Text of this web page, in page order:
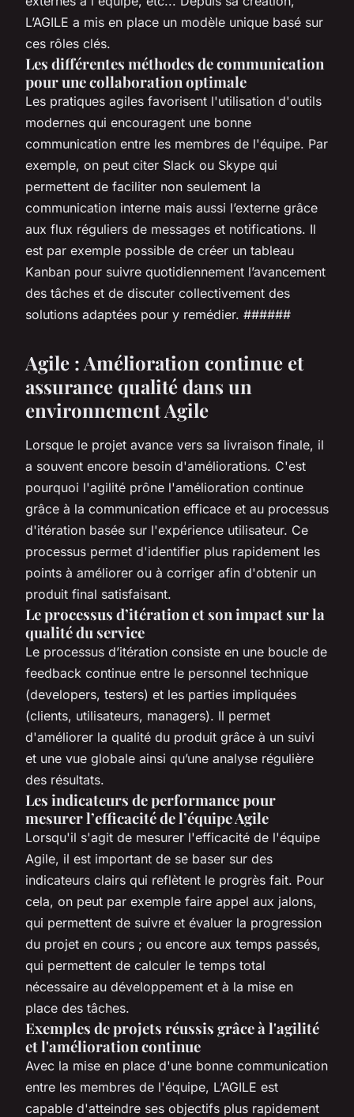
L’AGILE a mis en place un modèle unique basé sur
ces rôles clés.
Les différentes méthodes de communication
pour une collaboration optimale
Les pratiques agiles favorisent l'utilisation d'outils
modernes qui encouragent une bonne
communication entre les membres de l'équipe. Par
exemple, on peut citer Slack ou Skype qui
permettent de faciliter non seulement la
communication interne mais aussi l’externe grâce
aux flux réguliers de messages et notifications. Il
est par exemple possible de créer un tableau
Kanban pour suivre quotidiennement l’avancement
des tâches et de discuter collectivement des
solutions adaptées pour y remédier. ######
Agile : Amélioration continue et
assurance qualité dans un
environnement Agile
Lorsque le projet avance vers sa livraison finale, il
a souvent encore besoin d'améliorations. C'est
pourquoi l'agilité prône l'amélioration continue
grâce à la communication efficace et au processus
d'itération basée sur l'expérience utilisateur. Ce
processus permet d'identifier plus rapidement les
points à améliorer ou à corriger afin d'obtenir un
produit final satisfaisant.
Le processus d’itération et son impact sur la
qualité du service
Le processus d’itération consiste en une boucle de
feedback continue entre le personnel technique
(developers, testers) et les parties impliquées
(clients, utilisateurs, managers). Il permet
d'améliorer la qualité du produit grâce à un suivi
et une vue globale ainsi qu’une analyse régulière
des résultats.
Les indicateurs de performance pour
mesurer l’efficacité de l’équipe Agile
Lorsqu'il s'agit de mesurer l'efficacité de l'équipe
Agile, il est important de se baser sur des
indicateurs clairs qui reflètent le progrès fait. Pour
cela, on peut par exemple faire appel aux jalons,
qui permettent de suivre et évaluer la progression
du projet en cours ; ou encore aux temps passés,
qui permettent de calculer le temps total
nécessaire au développement et à la mise en
place des tâches.
Exemples de projets réussis grâce à l'agilité
et l'amélioration continue
Avec la mise en place d'une bonne communication
entre les membres de l'équipe, L’AGILE est
capable d'atteindre ses objectifs plus rapidement